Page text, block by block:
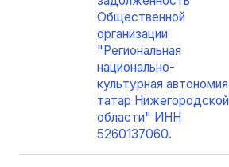
Общественной
организации
"Региональная
национально-
культурная автономия
татар Нижегородской
области" ИНН
5260137060.